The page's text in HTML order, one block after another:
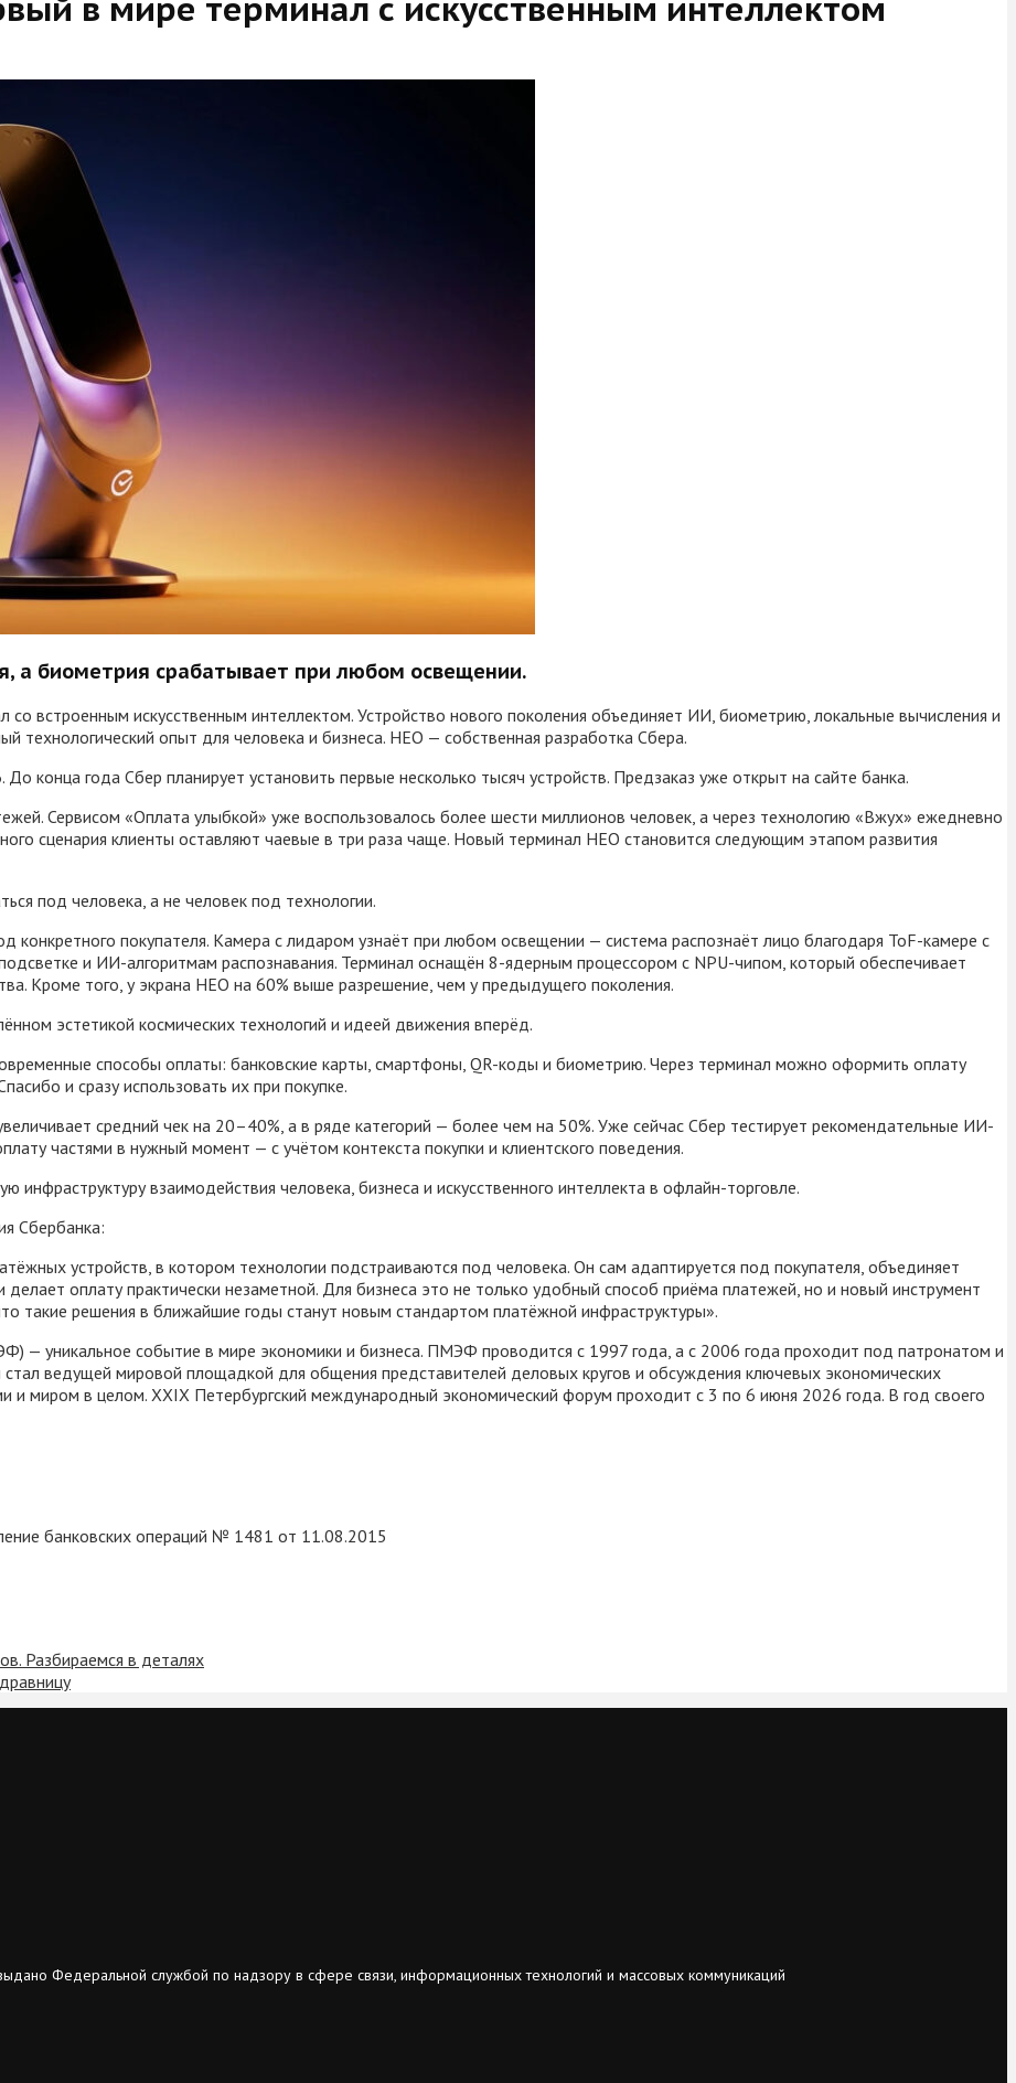
а биометрия срабатывает при любом освещении.
встроенным искусственным интеллектом. Устройство нового поколения объединяет ИИ, биометрию, локальные вычисления и
технологический опыт для человека и бизнеса. НЕО — собственная разработка Сбера.
года Сбер планирует установить первые несколько тысяч устройств. Предзаказ уже открыт на сайте банка.
Сервисом «Оплата улыбкой» уже воспользовалось более шести миллионов человек, а через технологию «Вжух» ежедневно
сценария клиенты оставляют чаевые в три раза чаще. Новый терминал НЕО становится следующим этапом развития
под человека, а не человек под технологии.
конкретного покупателя. Камера с лидаром узнаёт при любом освещении — система распознаёт лицо благодаря ToF-камере с
и ИИ-алгоритмам распознавания. Терминал оснащён 8-ядерным процессором с NPU-чипом, который обеспечивает
Кроме того, у экрана НЕО на 60% выше разрешение, чем у предыдущего поколения.
эстетикой космических технологий и идеей движения вперёд.
способы оплаты: банковские карты, смартфоны, QR-коды и биометрию. Через терминал можно оформить оплату
и сразу использовать их при покупке.
средний чек на 20–40%, а в ряде категорий — более чем на 50%. Уже сейчас Сбер тестирует рекомендательные ИИ-
частями в нужный момент — с учётом контекста покупки и клиентского поведения.
взаимодействия человека, бизнеса и искусственного интеллекта в офлайн-торговле.
Сбербанка:
устройств, в котором технологии подстраиваются под человека. Он сам адаптируется под покупателя, объединяет
оплату практически незаметной. Для бизнеса это не только удобный способ приёма платежей, но и новый инструмент
такие решения в ближайшие годы станут новым стандартом платёжной инфраструктуры».
— уникальное событие в мире экономики и бизнеса. ПМЭФ проводится с 1997 года, а с 2006 года проходит под патронатом и
ведущей мировой площадкой для общения представителей деловых кругов и обсуждения ключевых экономических
и миром в целом. XXIX Петербургский международный экономический форум проходит с 3 по 6 июня 2026 года. В год своего
банковских операций № 1481 от 11.08.2015
Разбираемся в деталях
Федеральной службой по надзору в сфере связи, информационных технологий и массовых коммуникаций